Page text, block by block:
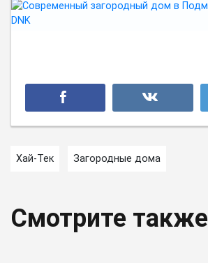
Хай-Тек Загородные дома
Смотрите также